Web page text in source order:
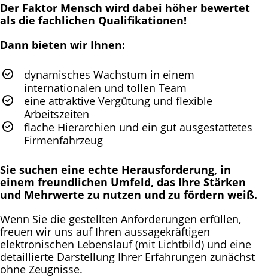
Der Faktor Mensch wird dabei höher bewertet
als die fachlichen Qualifikationen!
Dann bieten wir Ihnen:
dynamisches Wachstum in einem
internationalen und tollen Team
eine attraktive Vergütung und flexible
Arbeitszeiten
flache Hierarchien und ein gut ausgestattetes
Firmenfahrzeug
Sie suchen eine echte Herausforderung, in
einem freundlichen Umfeld, das Ihre Stärken
und Mehrwerte zu nutzen und zu fördern weiß.
Wenn Sie die gestellten Anforderungen erfüllen,
freuen wir uns auf Ihren aussagekräftigen
elektronischen Lebenslauf (mit Lichtbild) und eine
detaillierte Darstellung Ihrer Erfahrungen zunächst
ohne Zeugnisse.